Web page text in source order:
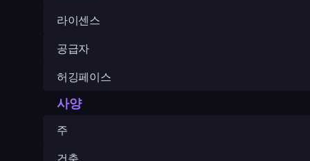
라이센스
공급자
허깅페이스
사양
주